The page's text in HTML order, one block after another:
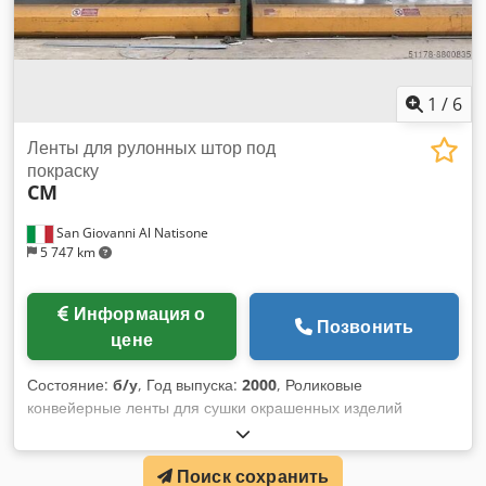
1 / 6
San Giovanni Al Natisone
5 747 km
Ленты для рулонных штор под
покраску
CM
цене
Позвонить
Состояние: б/у, Год выпуска: 2000, Роликовые
конвейерные ленты для сушки окрашенных изделий
Размеры: мт. 17,50 x 4 (SOLD) Cedpjkpwwdofx Am Ueha мт.
17,50 x 4 (ПРОДАНО) 20 x 2.50 м 20 x 2.50 м
Поиск сохранить